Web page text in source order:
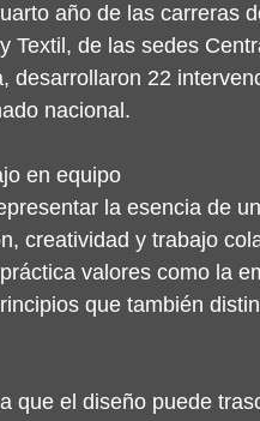
año de las carreras
Textil, de las sedes
desarrollaron 22
nacional.
en equipo
la esencia de
creatividad y trabajo
valores como la
que también
que el diseño puede